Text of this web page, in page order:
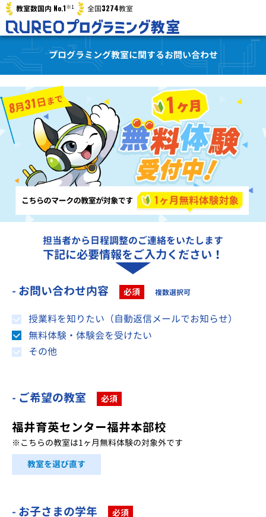
教室数国内 No.1※1 全国3274教室
プログラミング教室に関するお問い合わせ
担当者から日程調整のご連絡をいたします
下記に必要情報をご入力ください！
- お問い合わせ内容 必須 複数選択可
授業料を知りたい（自動返信メールでお知らせ）
無料体験・体験会を受けたい
その他
- ご希望の教室 必須
福井育英センター福井本部校
※こちらの教室は1ヶ月無料体験の対象外です
教室を選び直す
- お子さまの学年 必須